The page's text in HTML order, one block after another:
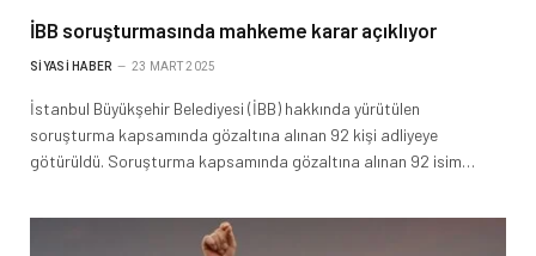
İBB soruşturmasında mahkeme karar açıklıyor
SIYASI HABER 23 MART 2025
İstanbul Büyükşehir Belediyesi (İBB) hakkında yürütülen
soruşturma kapsamında gözaltına alınan 92 kişi adliyeye
götürüldü. Soruşturma kapsamında gözaltına alınan 92 isim…